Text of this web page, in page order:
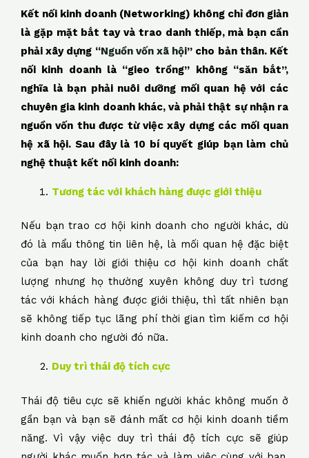
Kết nối kinh doanh (Networking) không chỉ đơn giản
là gặp mặt bắt tay và trao danh thiếp, mà bạn cần
phải xây dựng “Nguồn vốn xã hội” cho bản thân. Kết
nối kinh doanh là “gieo trồng” không “săn bắt”,
nghĩa là bạn phải nuôi dưỡng mối quan hệ với các
chuyên gia kinh doanh khác, và phải thật sự nhận ra
nguồn vốn thu được từ việc xây dựng các mối quan
hệ xã hội. Sau đây là 10 bí quyết giúp bạn làm chủ
nghệ thuật kết nối kinh doanh:
Tương tác với khách hàng được giới thiệu
Nếu bạn trao cơ hội kinh doanh cho người khác, dù
đó là mẩu thông tin liên hệ, là mối quan hệ đặc biệt
của bạn hay lời giới thiệu cơ hội kinh doanh chất
lượng nhưng họ thường xuyên không duy trì tương
tác với khách hàng được giới thiệu, thì tất nhiên bạn
sẽ không tiếp tục lãng phí thời gian tìm kiếm cơ hội
kinh doanh cho người đó nữa.
Duy trì thái độ tích cực
Thái độ tiêu cực sẽ khiến người khác không muốn ở
gần bạn và bạn sẽ đánh mất cơ hội kinh doanh tiềm
năng. Vì vậy việc duy trì thái độ tích cực sẽ giúp